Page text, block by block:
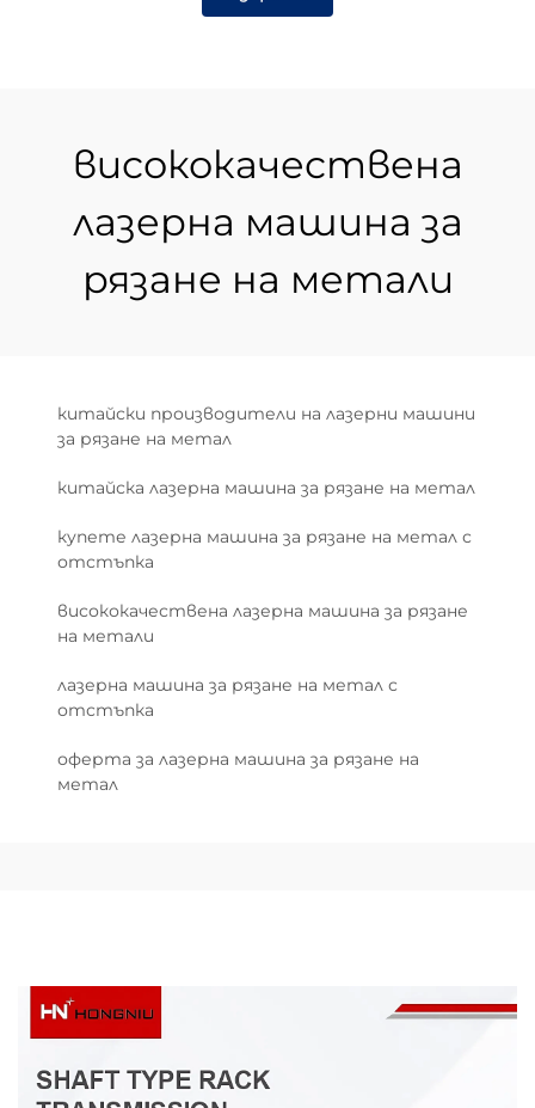
висококачествена
лазерна машина за
рязане на метали
китайски производители на лазерни машини
за рязане на метал
китайска лазерна машина за рязане на метал
купете лазерна машина за рязане на метал с
отстъпка
висококачествена лазерна машина за рязане
на метали
лазерна машина за рязане на метал с
отстъпка
оферта за лазерна машина за рязане на
метал